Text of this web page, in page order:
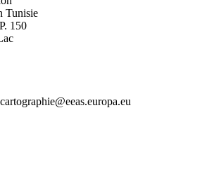
Tunisie
150